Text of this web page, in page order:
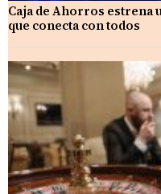
Caja de Ahorros estrena
que conecta con todos